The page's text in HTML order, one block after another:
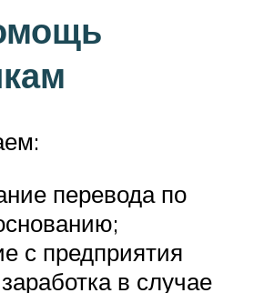
перевода по
с предприятия
в случае